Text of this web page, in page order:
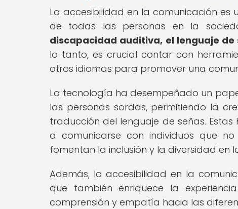
La accesibilidad en la comunicación
de todas las personas en la
discapacidad auditiva, el lenguaje
lo tanto, es crucial contar con
otros idiomas para promover una
La tecnología ha desempeñado un
las personas sordas, permitiendo la
traducción del lenguaje de señas.
a comunicarse con individuos que
fomentan la inclusión y la diversidad en
Además, la accesibilidad en la
que también enriquece la
comprensión y empatía hacia las